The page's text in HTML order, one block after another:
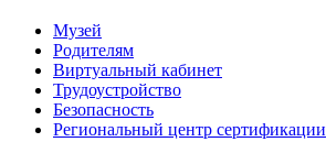
Музей
Родителям
Виртуальный кабинет
Трудоустройство
Безопасность
Региональный центр сертификации